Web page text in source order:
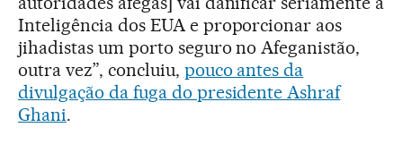
Inteligência dos EUA e proporcionar aos
jihadistas um porto seguro no Afeganistão,
outra vez”, concluiu, pouco antes da
divulgação da fuga do presidente Ashraf
Ghani.